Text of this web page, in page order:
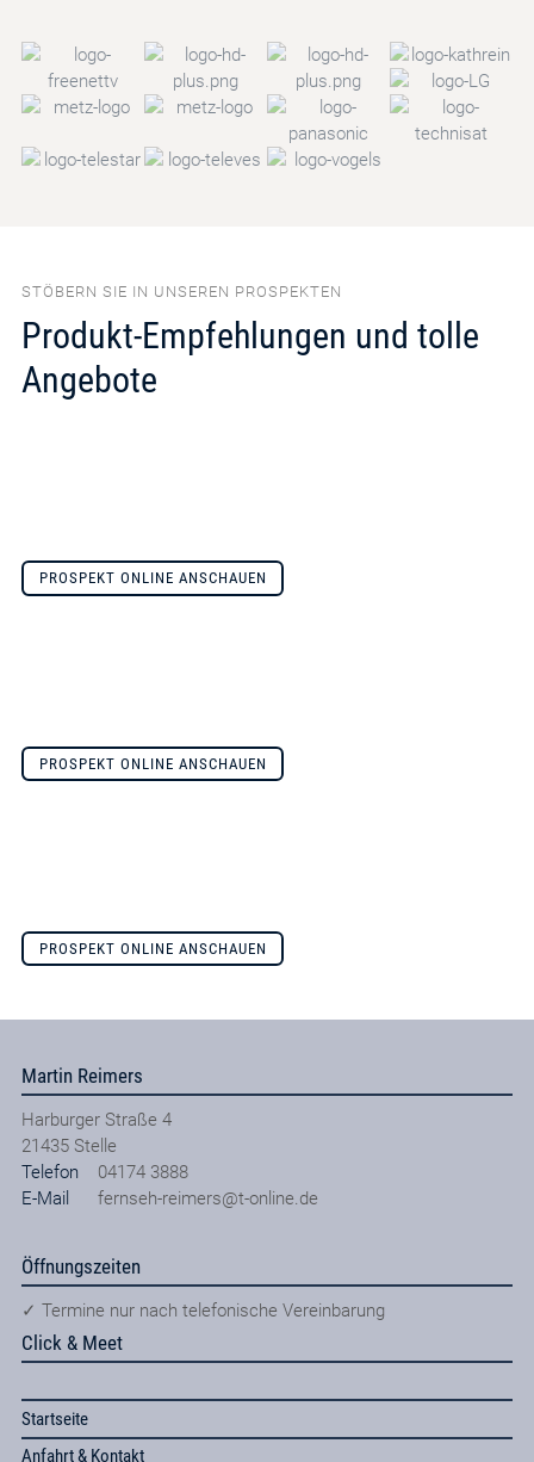
STÖBERN SIE IN UNSEREN PROSPEKTEN
Produkt-Empfehlungen und tolle
Angebote
PROSPEKT ONLINE ANSCHAUEN
PROSPEKT ONLINE ANSCHAUEN
PROSPEKT ONLINE ANSCHAUEN
Martin Reimers
Harburger Straße 4
21435 Stelle
Telefon
04174 3888
E-Mail
fernseh-reimers@t-online.de
Öffnungszeiten
✓ Termine nur nach telefonische Vereinbarung
Click & Meet
Startseite
Anfahrt & Kontakt